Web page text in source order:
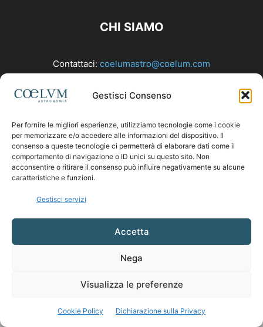
Gestisci Consenso
Per fornire le migliori esperienze, utilizziamo tecnologie come i cookie
per memorizzare e/o accedere alle informazioni del dispositivo. Il
consenso a queste tecnologie ci permetterà di elaborare dati come il
comportamento di navigazione o ID unici su questo sito. Non
acconsentire o ritirare il consenso può influire negativamente su alcune
caratteristiche e funzioni.
Gestisci servizi
Accetta
Nega
Visualizza le preferenze
Cookie Policy Dichiarazione sulla Privacy
CHI SIAMO
Contattaci: coelumastro@coelum.com
SEGUICI